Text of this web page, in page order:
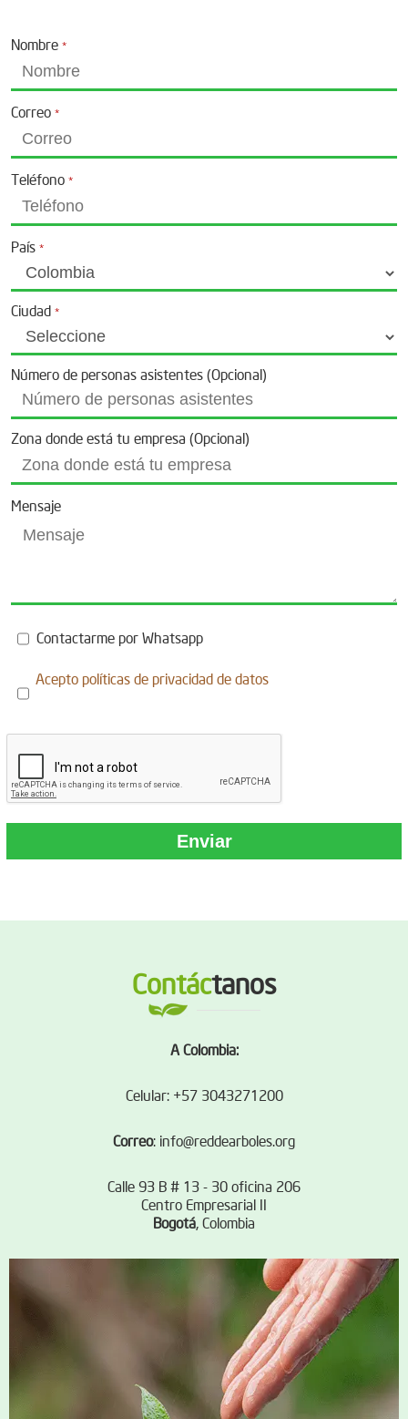
Nombre *
Correo *
Teléfono *
País *
Ciudad *
Número de personas asistentes (Opcional)
Zona donde está tu empresa (Opcional)
Mensaje
Contactarme por Whatsapp
Acepto políticas de privacidad de datos
Contáctanos
A Colombia:
Celular: +57 3043271200
Correo: info@reddearboles.org
Calle 93 B # 13 - 30 oficina 206
Centro Empresarial II
Bogotá, Colombia